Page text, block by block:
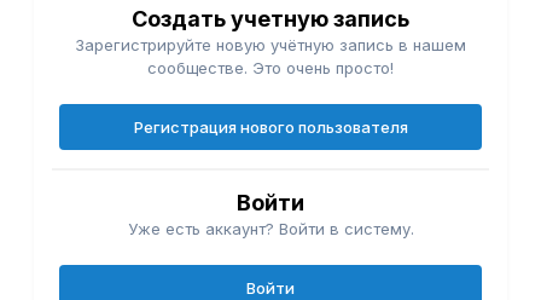
Создать учетную запись
Зарегистрируйте новую учётную запись в нашем
сообществе. Это очень просто!
Регистрация нового пользователя
Войти
Уже есть аккаунт? Войти в систему.
Войти